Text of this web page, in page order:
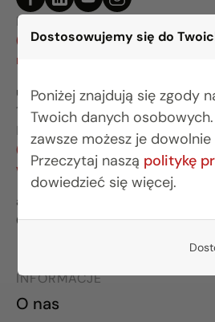
Dostosowujemy się do
Poniżej znajdują się zgody
Twoich danych
zawsze możesz je
Przeczytaj naszą politykę
dowiedzieć się więcej.
BIURO BIAŁYSTOK
(85) 749 99 09
ul. Legionowa 28 lok. 202
15-281 Białystok
BIURO WARSZAWA
(22) 642 03 55
al. Wilanowska 67E lok. U5
02-765 Warszawa
INFORMACJE
O nas